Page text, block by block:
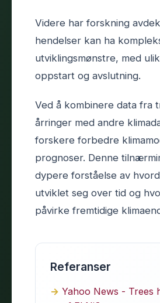
Videre har forskning
hendelser kan ha
utviklingsmønstre, med
oppstart og avslutning.
Ved å kombinere data fra
årringer med andre
forskere forbedre
prognoser. Denne
dypere forståelse av
utviklet seg over tid og
påvirke fremtidige
Referanser
Yahoo News - Trees